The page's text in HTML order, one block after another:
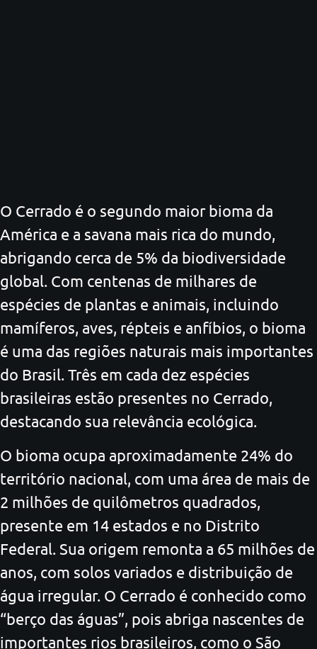
O Cerrado é o segundo maior bioma da
América e a savana mais rica do mundo,
abrigando cerca de 5% da biodiversidade
global. Com centenas de milhares de
espécies de plantas e animais, incluindo
mamíferos, aves, répteis e anfíbios, o bioma
é uma das regiões naturais mais importantes
do Brasil. Três em cada dez espécies
brasileiras estão presentes no Cerrado,
destacando sua relevância ecológica.
O bioma ocupa aproximadamente 24% do
território nacional, com uma área de mais de
2 milhões de quilômetros quadrados,
presente em 14 estados e no Distrito
Federal. Sua origem remonta a 65 milhões de
anos, com solos variados e distribuição de
água irregular. O Cerrado é conhecido como
“berço das águas”, pois abriga nascentes de
importantes rios brasileiros, como o São